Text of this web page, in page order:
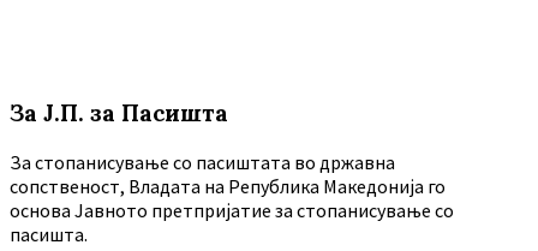
За Ј.П. за Пасишта
За стопанисување со пасиштата во државна
сопственост, Владата на Република Македонија го
основа Јавното претпријатие за стопанисување со
пасишта.